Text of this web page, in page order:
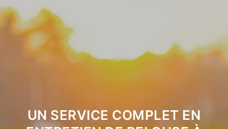
UN SERVICE COMPLET EN